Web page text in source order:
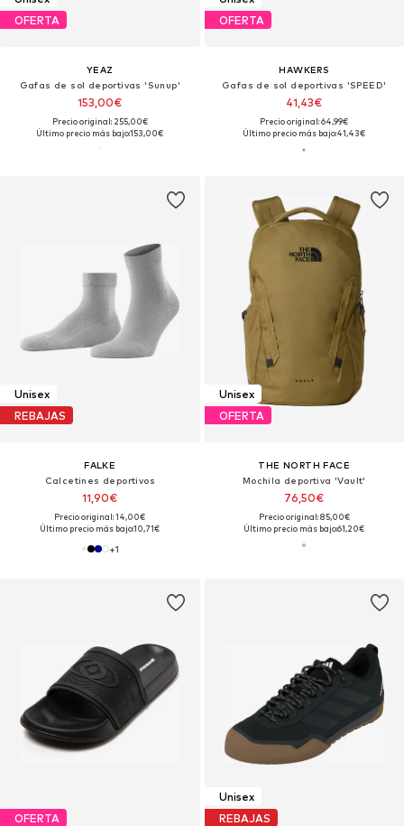
OFERTA
YEAZ
Gafas de sol deportivas 'Sunup'
153,00€
Precio original: 255,00€
Último precio más bajo:153,00€
OFERTA
HAWKERS
Gafas de sol deportivas 'SPEED'
41,43€
Precio original: 64,99€
Último precio más bajo:41,43€
Unisex
REBAJAS
FALKE
Calcetines deportivos
11,90€
Precio original: 14,00€
Último precio más bajo:10,71€
+1
Unisex
OFERTA
THE NORTH FACE
Mochila deportiva 'Vault'
76,50€
Precio original: 85,00€
Último precio más bajo:61,20€
OFERTA
Unisex
REBAJAS